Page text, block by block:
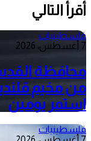
أقرأ التالي
فلسطينيات
7 أغسطس، 2026
محافظة
من مخيم
استمر يومين
فلسطينيات